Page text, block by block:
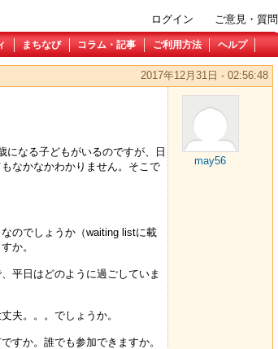
ご意見・質問
ログイン
まちなび コラム・記事 ご利用方法 ヘルプ
2017年12月31日 - 02:56:48
になる子どもがいるのですが、日
なかなかわかりません。そこで
のでしょうか（waiting listに載
か。
平日はどのように過ごしていま
夫。。。でしょうか。
か。誰でも参加できますか。
may56